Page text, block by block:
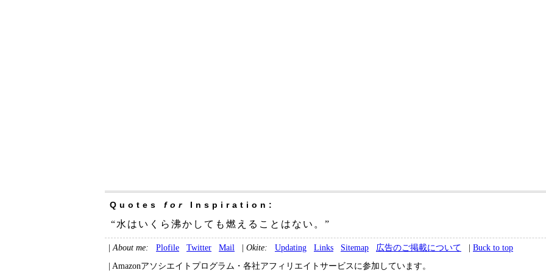
Quotes for Inspiration:
“水はいくら沸かしても燃えることはない。”
| About me: Plofile Twitter Mail | Okite: Updating Links Sitemap 広告のご掲載について | Buck to top
| Amazonアソシエイトプログラム・各社アフィリエイトサービスに参加しています。